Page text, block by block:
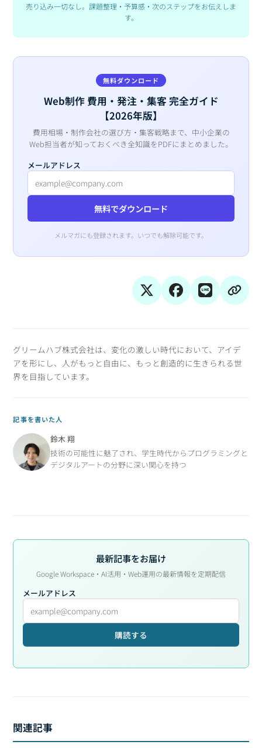
売り込み一切なし。課題整理・予算感・次のステップをお伝えしま
す。
無料ダウンロード
Web制作 費用・発注・集客 完全ガイド
【2026年版】
費用相場・制作会社の選び方・集客戦略まで、中小企業の
Web担当者が知っておくべき全知識をPDFにまとめました。
メールアドレス
無料でダウンロード
メルマガにも登録されます。いつでも解除可能です。
グリームハブ株式会社は、変化の激しい時代において、アイデ
アを形にし、人がもっと自由に、もっと創造的に生きられる世
界を目指しています。
記事を書いた人
鈴木 翔
技術の可能性に魅了され、学生時代からプログラミングと
デジタルアートの分野に深い関心を持つ
最新記事をお届け
Google Workspace・AI活用・Web運用の最新情報を定期配信
メールアドレス
購読する
関連記事